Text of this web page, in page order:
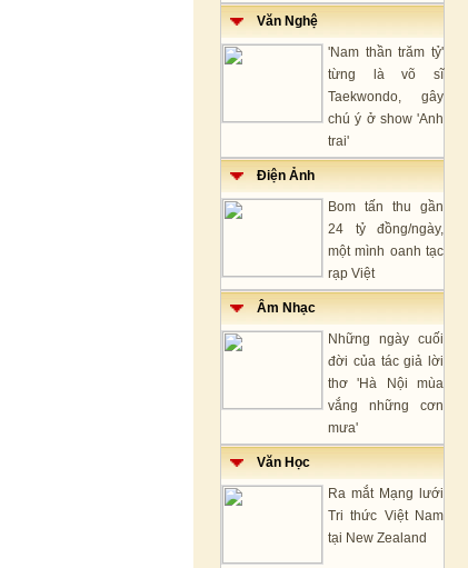
Văn Nghệ
'Nam thần trăm tỷ'
từng là võ sĩ
Taekwondo, gây
chú ý ở show 'Anh
trai'
Điện Ảnh
Bom tấn thu gần
24 tỷ đồng/ngày,
một mình oanh tạc
rạp Việt
Âm Nhạc
Những ngày cuối
đời của tác giả lời
thơ 'Hà Nội mùa
vắng những cơn
mưa'
Văn Học
Ra mắt Mạng lưới
Tri thức Việt Nam
tại New Zealand